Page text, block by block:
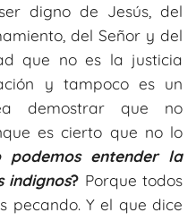
digno de Jesús, del
del Señor y del
que no es la justicia
y tampoco es un
demostrar que no
es cierto que no lo
podemos entender la
indignos? Porque todos
pecando. Y el que dice